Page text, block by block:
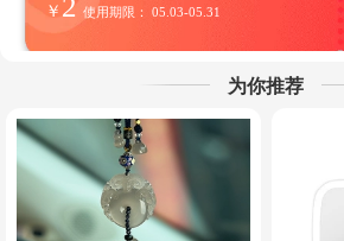
￥ 2 使用期限： 05.03-05.31
为你推荐